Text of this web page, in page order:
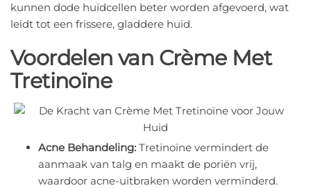
kunnen dode huidcellen beter worden afgevoerd, wat
leidt tot een frissere, gladdere huid.
Voordelen van Crème Met
Tretinoïne
Acne Behandeling: Tretinoïne vermindert de
aanmaak van talg en maakt de poriën vrij,
waardoor acne-uitbraken worden verminderd.